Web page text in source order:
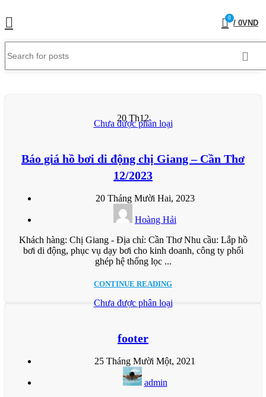
0
/ 0VND
20 Th12
Chưa được phân loại
Báo giá hồ bơi di động chị Giang – Cần Thơ
12/2023
20 Tháng Mười Hai, 2023
Hoàng Hải
Khách hàng: Chị Giang - Địa chỉ: Cần Thơ Nhu cầu: Lắp hồ
bơi di động, phục vụ dạy bơi cho kinh doanh, công ty phối
ghép hệ thống lọc ...
CONTINUE READING
Chưa được phân loại
footer
25 Tháng Mười Một, 2021
admin